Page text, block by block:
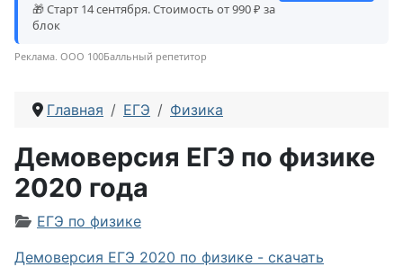
🎁 Старт 14 сентября. Стоимость от 990 ₽ за
блок
Реклама. ООО 100Балльный репетитор
Главная ЕГЭ Физика
Демоверсия ЕГЭ по физике
2020 года
Информация о материале
ЕГЭ по физике
Демоверсия ЕГЭ 2020 по физике - скачать